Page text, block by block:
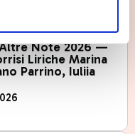
Note 2026 —
Liriche Marina
Parrino, Iuliia